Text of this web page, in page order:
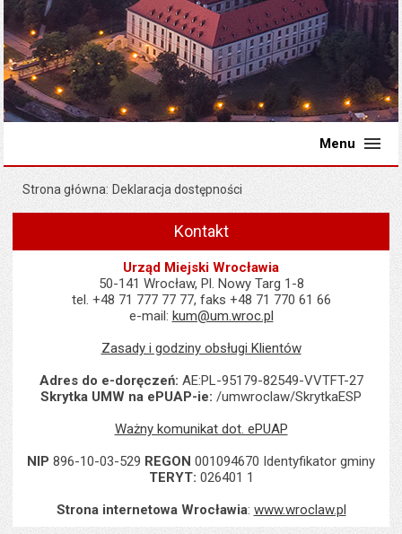
Menu
Strona główna Deklaracja dostępności
Kontakt
Urząd Miejski Wrocławia
50-141 Wrocław, Pl. Nowy Targ 1-8
tel. +48 71 777 77 77, faks +48 71 770 61 66
e-mail: kum@um.wroc.pl
Zasady i godziny obsługi Klientów
Adres do e-doręczeń: AE:PL-95179-82549-VVTFT-27
Skrytka UMW na ePUAP-ie: /umwroclaw/SkrytkaESP
Ważny komunikat dot. ePUAP
NIP 896-10-03-529 REGON 001094670 Identyfikator gminy
TERYT: 026401 1
Strona internetowa Wrocławia: www.wroclaw.pl